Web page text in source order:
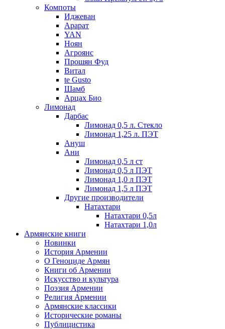
Компоты
Иджеван
Арарат
YAN
Ноян
Агроянс
Прошян Фуд
Витал
te Gusto
Шамб
Арцах Био
Лимонад
Дарбас
Лимонад 0,5 л. Стекло
Лимонад 1,25 л. ПЭТ
Ануш
Ани
Лимонад 0,5 л ст
Лимонад 0,5 л ПЭТ
Лимонад 1,0 л ПЭТ
Лимонад 1,5 л ПЭТ
Другие производители
Натахтари
Натахтари 0,5л
Натахтари 1,0л
Армянские книги
Новинки
История Армении
О Геноциде Армян
Книги об Армении
Иcкусство и культура
Поэзия Армении
Религия Армении
Армянские классики
Исторические романы
Публицистика